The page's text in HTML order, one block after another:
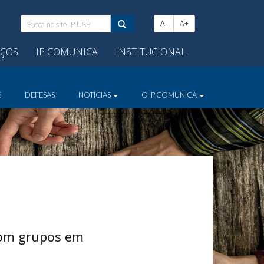
Busca
no
site
IP
A- A+
IP COMUNICA INSTITUCIONAL
DEFESAS NOTÍCIAS O IP COMUNICA
grupos em